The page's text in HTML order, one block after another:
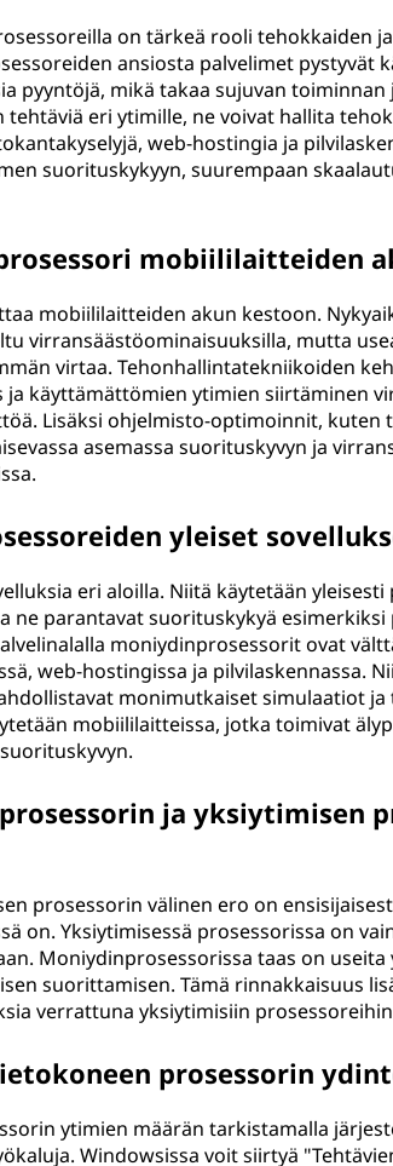
on tärkeä rooli tehokkaiden
ansiosta palvelimet pystyvät
pyyntöjä, mikä takaa sujuvan toiminnan
tehtäviä eri ytimille, ne voivat hallita
web-hostingia ja
suorituskykyyn, suurempaan
mobiililaitteiden
mobiililaitteiden akun kestoon.
virransäästöominaisuuksilla, mutta
virtaa. Tehonhallintatekniikoiden
ja käyttämättömien ytimien siirtäminen
Lisäksi ohjelmisto-optimoinnit, kuten
asemassa suorituskyvyn ja
yleiset
eri aloilla. Niitä käytetään
ne parantavat suorituskykyä
moniydinprosessorit ovat
web-hostingissa ja pilvilaskennassa.
monimutkaiset simulaatiot
mobiililaitteissa, jotka toimivat
ja yksiytimisen
prosessorin välinen ero on
on. Yksiytimisessä prosessorissa on
Moniydinprosessorissa taas on useita
suorittamisen. Tämä rinnakkaisuus
verrattuna yksiytimisiin
prosessorin
ytimien määrän tarkistamalla
Windowsissa voit siirtyä